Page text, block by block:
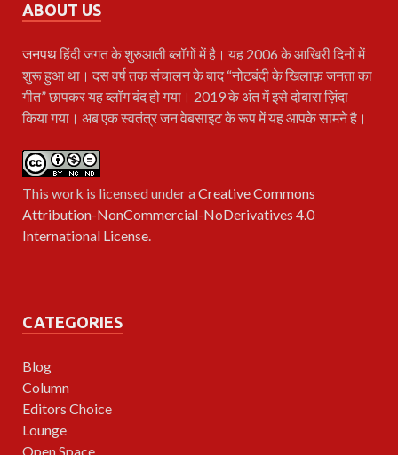
ABOUT US
जनपथहिंदी जगत के शुरुआती ब्लॉगों में है। यह 2006 के आखिरी दिनों में
शुरू हुआ था। दस वर्ष तक संचालन के बाद “नोटबंदी के खिलाफ़ जनता का
गीत” छापकर यह ब्लॉग बंद हो गया। 2019 के अंत में इसे दोबारा ज़िंदा
किया गया। अब एक स्वतंत्र जन वेबसाइट के रूप में यह आपके सामने है।
This work is licensed under aCreative Commons
Attribution-NonCommercial-NoDerivatives 4.0
International License.
CATEGORIES
Blog
Column
Editors Choice
Lounge
Open Space